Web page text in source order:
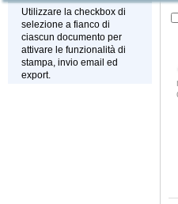
Utilizzare la checkbox di
selezione a fianco di
ciascun documento per
attivare le funzionalità di
stampa, invio email ed
export.